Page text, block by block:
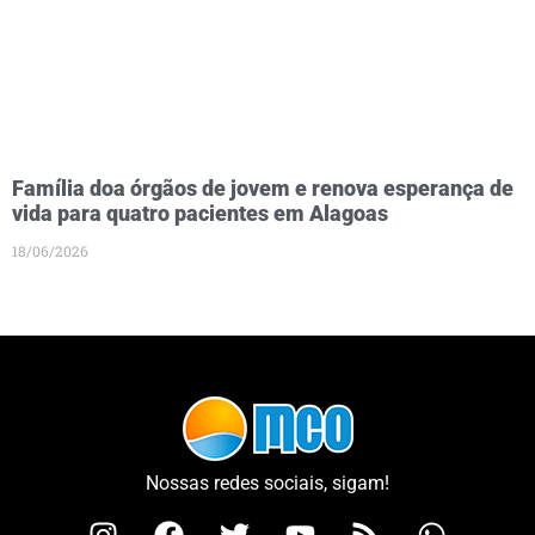
Família doa órgãos de jovem e renova esperança de
vida para quatro pacientes em Alagoas
18/06/2026
Nossas redes sociais, sigam!